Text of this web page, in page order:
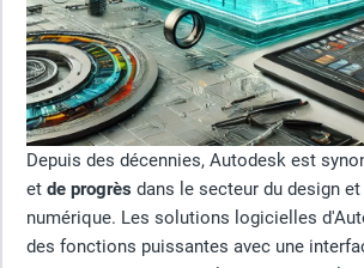
Depuis des décennies, Autodesk est
et de progrès dans le secteur du design
numérique. Les solutions logicielles
des fonctions puissantes avec une